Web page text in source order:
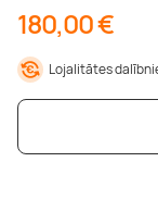
180,00 €
Lojalitātes